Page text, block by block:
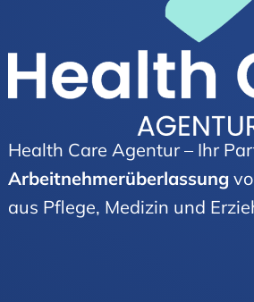
Health Care Agentur – Ihr
Arbeitnehmer­über­lassung
aus Pflege, Medizin und